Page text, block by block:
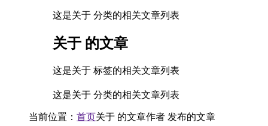
这是关于 分类的相关文章列表
关于 的文章
这是关于 标签的相关文章列表
这是关于 分类的相关文章列表
当前位置： 首页关于 的文章作者 发布的文章